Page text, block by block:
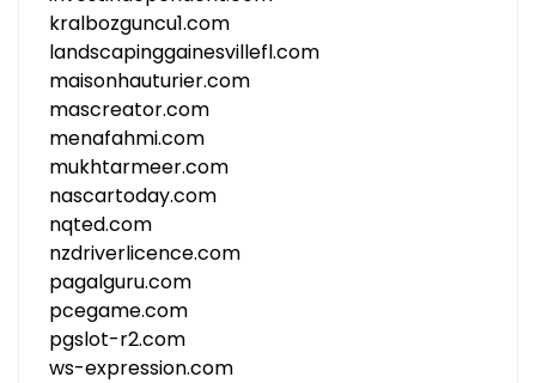
kralbozguncu1.com
landscapinggainesvillefl.com
maisonhauturier.com
mascreator.com
menafahmi.com
mukhtarmeer.com
nascartoday.com
nqted.com
nzdriverlicence.com
pagalguru.com
pcegame.com
pgslot-r2.com
ws-expression.com